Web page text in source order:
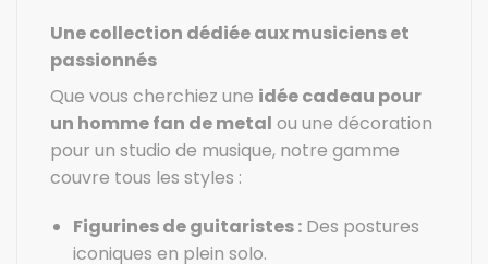
Une collection dédiée aux musiciens et
passionnés
Que vous cherchiez une idée cadeau pour
un homme fan de metal ou une décoration
pour un studio de musique, notre gamme
couvre tous les styles :
Figurines de guitaristes :Des postures
iconiques en plein solo.